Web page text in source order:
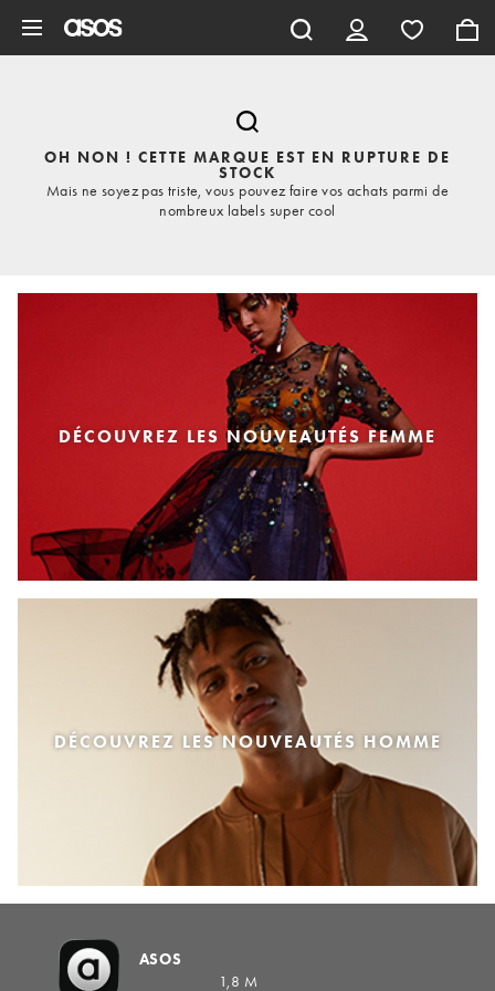
OH NON ! CETTE MARQUE EST EN RUPTURE DE
STOCK
Mais ne soyez pas triste, vous pouvez faire vos achats parmi de
nombreux labels super cool
DÉCOUVREZ LES NOUVEAUTÉS FEMME
DÉCOUVREZ LES NOUVEAUTÉS HOMME
ASOS
1,8 M